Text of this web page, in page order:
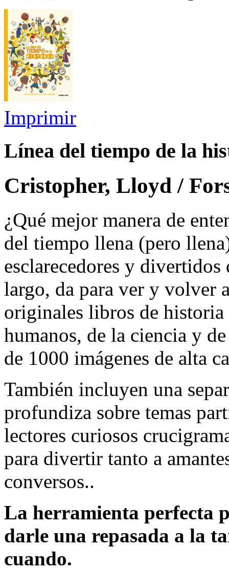
Imprimir
Línea del tiempo de la
Cristopher, Lloyd /
¿Qué mejor manera de
del tiempo llena (pero
esclarecedores y divertidos
largo, da para ver y volver
originales libros de
humanos, de la ciencia y
de 1000 imágenes de alta
También incluyen una
profundiza sobre temas
lectores curiosos
para divertir tanto a
conversos..
La herramienta perfecta
darle una repasada a la
cuando.